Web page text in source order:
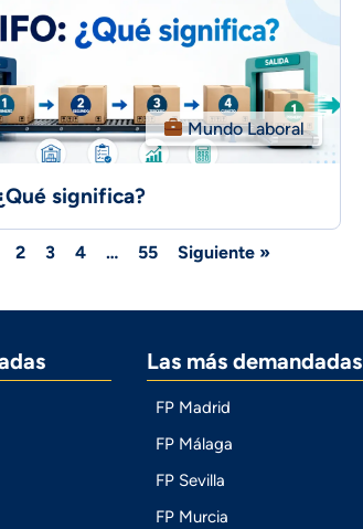
Mundo Laboral
significa?
2 3 4 … 55 Siguiente »
Las más demandadas
FP Madrid
FP Málaga
FP Sevilla
FP Murcia